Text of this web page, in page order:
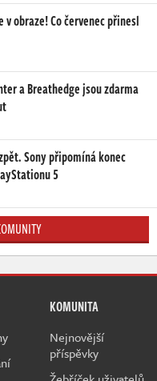
v obraze! Co červenec přinesl
a Breathedge jsou zdarma
Sony připomíná konec
5
KOMUNITA
Nejnovější
příspěvky